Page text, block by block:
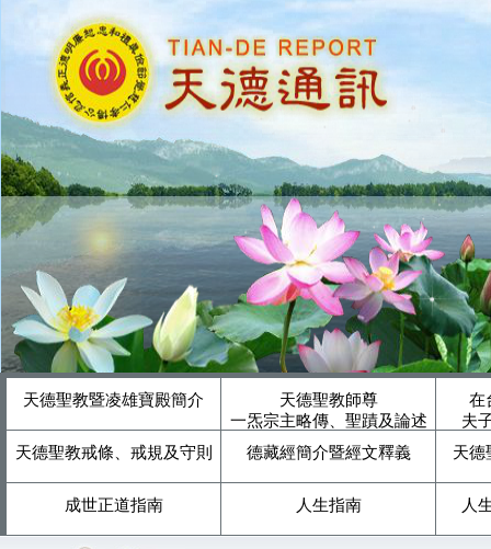
天德聖教暨凌雄寶殿簡介
天德聖教師尊
一炁宗主略傳、聖蹟及論述
在
夫
天德聖教戒條、戒規及守則
德藏經簡介暨經文釋義 天德
成世正道指南 人生指南 人